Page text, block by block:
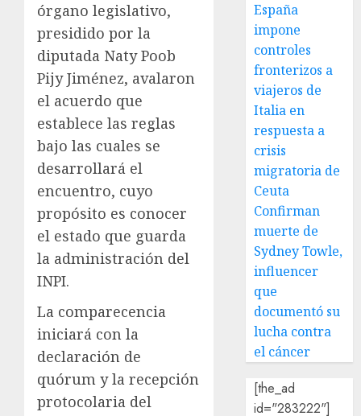
órgano legislativo,
presidido por la
diputada Naty Poob
Pijy Jiménez, avalaron
el acuerdo que
establece las reglas
bajo las cuales se
desarrollará el
encuentro, cuyo
propósito es conocer
el estado que guarda
la administración del
INPI.
La comparecencia
iniciará con la
declaración de
quórum y la recepción
protocolaria del
España
impone
controles
fronterizos a
viajeros de
Italia en
respuesta a
crisis
migratoria de
Ceuta
Confirman
muerte de
Sydney Towle,
influencer
que
documentó su
lucha contra
el cáncer
[the_ad
id="283222"]